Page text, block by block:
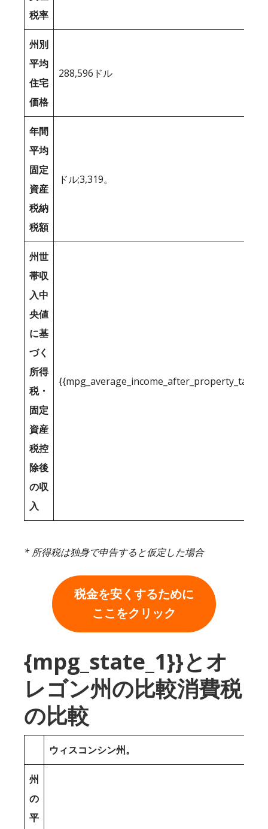
税率
州別
平均
住宅
価格
288,596ドル
年間
平均
固定
資産
税納
税額
ドル;3,319。
州世
帯収
入中
央値
に基
づく
所得
税・
固定
資産
税控
除後
の収
入
* 所得税は独身で申告すると仮定した場合
税金を安くするために
ここをクリック
{mpg_state_1}}とオ
レゴン州の比較消費税
の比較
ウィスコンシン州。
州
の
平